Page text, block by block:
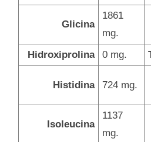
Glicina
1861
mg.
Hidroxiprolina
0 mg.
Histidina 724 mg.
Isoleucina
1137
mg.